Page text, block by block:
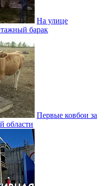
На улице
барак
Первые ковбои за
области